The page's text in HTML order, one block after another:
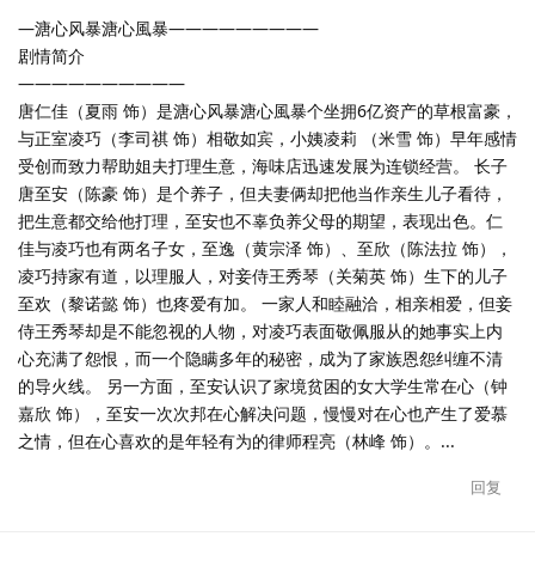
—溏心风暴溏心風暴—————————
剧情简介
——————————
唐仁佳（夏雨 饰）是溏心风暴溏心風暴个坐拥6亿资产的草根富豪，
与正室凌巧（李司祺 饰）相敬如宾，小姨凌莉 （米雪 饰）早年感情
受创而致力帮助姐夫打理生意，海味店迅速发展为连锁经营。 长子
唐至安（陈豪 饰）是个养子，但夫妻俩却把他当作亲生儿子看待，
把生意都交给他打理，至安也不辜负养父母的期望，表现出色。仁
佳与凌巧也有两名子女，至逸（黄宗泽 饰）、至欣（陈法拉 饰），
凌巧持家有道，以理服人，对妾侍王秀琴（关菊英 饰）生下的儿子
至欢（黎诺懿 饰）也疼爱有加。 一家人和睦融洽，相亲相爱，但妾
侍王秀琴却是不能忽视的人物，对凌巧表面敬佩服从的她事实上内
心充满了怨恨，而一个隐瞒多年的秘密，成为了家族恩怨纠缠不清
的导火线。 另一方面，至安认识了家境贫困的女大学生常在心（钟
嘉欣 饰），至安一次次邦在心解决问题，慢慢对在心也产生了爱慕
之情，但在心喜欢的是年轻有为的律师程亮（林峰 饰）。...
回复